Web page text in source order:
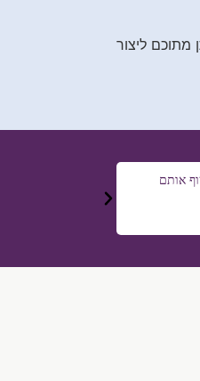
מתוכם ליצור
אותם
שמבטאים את